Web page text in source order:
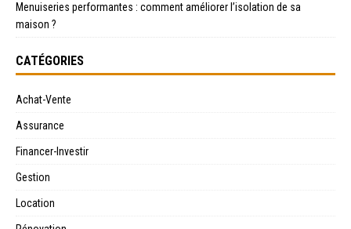
Menuiseries performantes : comment améliorer l’isolation de sa
maison ?
CATÉGORIES
Achat-Vente
Assurance
Financer-Investir
Gestion
Location